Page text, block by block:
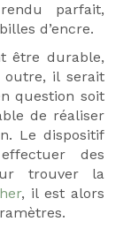
parfait,
d’encre.
être durable,
outre, il serait
question soit
de réaliser
Le dispositif
des
trouver la
, il est alors